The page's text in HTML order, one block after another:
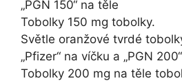
„PGN 150“ na těle
Tobolky 150 mg tobolky.
Světle oranžové tvrdé
„Pfizer“ na víčku a „PGN 200“
Tobolky 200 mg na těle